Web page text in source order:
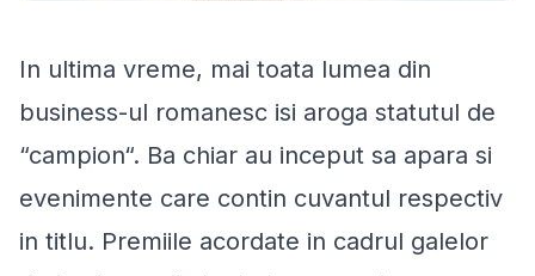
In ultima vreme, mai toata lumea din
business-ul romanesc isi aroga statutul de
“campion“. Ba chiar au inceput sa apara si
evenimente care contin cuvantul respectiv
in titlu. Premiile acordate in cadrul galelor